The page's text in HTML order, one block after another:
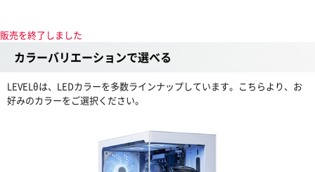
販売を終了しました
カラーバリエーションで選べる
LEVELθは、LEDカラーを多数ラインナップしています。こちらより、お
好みのカラーをご選択ください。